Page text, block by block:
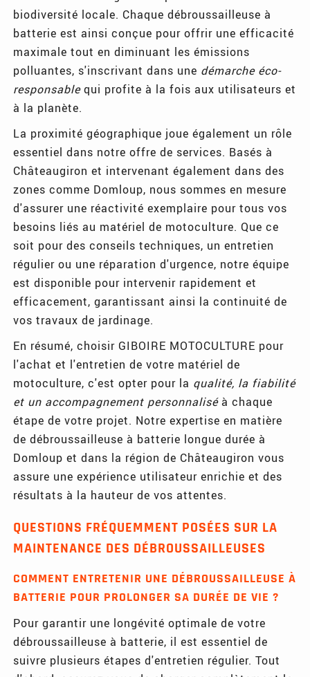
biodiversité locale. Chaque débroussailleuse à
batterie est ainsi conçue pour offrir une efficacité
maximale tout en diminuant les émissions
polluantes, s'inscrivant dans une démarche éco-
responsablequi profite à la fois aux utilisateurs et
à la planète.
La proximité géographique joue également un rôle
essentiel dans notre offre de services. Basés à
Châteaugiron et intervenant également dans des
zones comme Domloup, nous sommes en mesure
d'assurer une réactivité exemplaire pour tous vos
besoins liés au matériel de motoculture. Que ce
soit pour des conseils techniques, un entretien
régulier ou une réparation d'urgence, notre équipe
est disponible pour intervenir rapidement et
efficacement, garantissant ainsi la continuité de
vos travaux de jardinage.
En résumé, choisir GIBOIRE MOTOCULTURE pour
l'achat et l'entretien de votre matériel de
motoculture, c'est opter pour la qualité, la fiabilité
et un accompagnement personnaliséà chaque
étape de votre projet. Notre expertise en matière
de débroussailleuse à batterie longue durée à
Domloup et dans la région de Châteaugiron vous
assure une expérience utilisateur enrichie et des
résultats à la hauteur de vos attentes.
QUESTIONS FRÉQUEMMENT POSÉES SUR LA
MAINTENANCE DES DÉBROUSSAILLEUSES
COMMENT ENTRETENIR UNE DÉBROUSSAILLEUSE À
BATTERIE POUR PROLONGER SA DURÉE DE VIE ?
Pour garantir une longévité optimale de votre
débroussailleuse à batterie, il est essentiel de
suivre plusieurs étapes d'entretien régulier. Tout